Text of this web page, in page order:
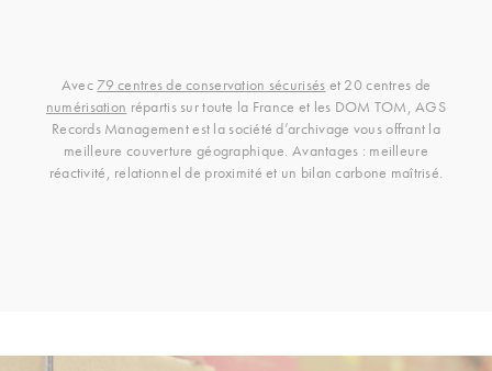
Avec 79 centres de conservation sécurisés et 20 centres de
numérisation répartis sur toute la France et les DOM TOM, AGS
Records Management est la société d’archivage vous offrant la
meilleure couverture géographique. Avantages : meilleure
réactivité, relationnel de proximité et un bilan carbone maîtrisé.